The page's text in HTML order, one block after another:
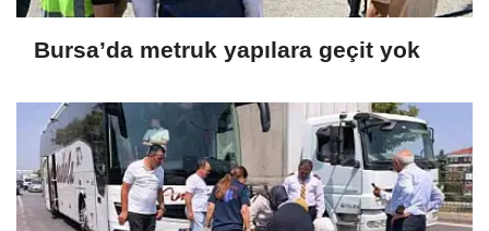
Bursa’da metruk yapılara geçit yok